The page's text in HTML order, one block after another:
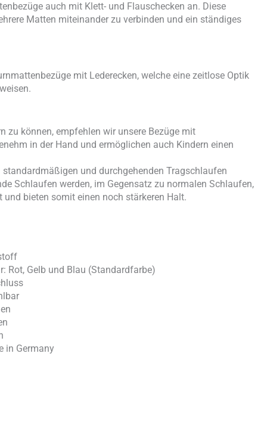
auch mit Klett- und Flauschecken an. Diese
Matten miteinander zu verbinden und ein ständiges
mit Lederecken, welche eine zeitlose Optik
zu können, empfehlen wir unsere Bezüge mit
in der Hand und ermöglichen auch Kindern einen
und durchgehenden Tragschlaufen
Schlaufen werden, im Gegensatz zu normalen Schlaufen,
bieten somit einen noch stärkeren Halt.
Rot, Gelb und Blau (Standardfarbe)
wählbar
in Germany